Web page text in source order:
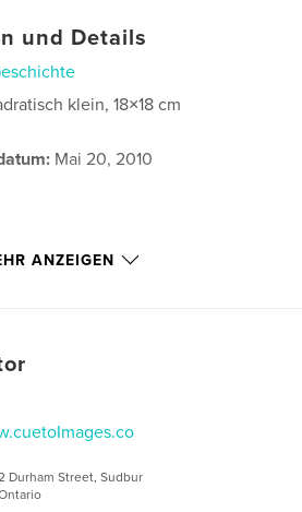
und Details
klein, 18×18 cm
Mai 20, 2010
Cliff , Sudbury Ontario
ANZEIGEN
Durham Street, Sudbur